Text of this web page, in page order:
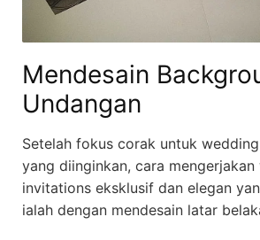
Mendesain
Undangan
Setelah fokus corak untuk
yang diinginkan, cara mengerjakan
invitations eksklusif dan elegan
ialah dengan mendesain latar